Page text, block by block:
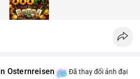
Osternreisen
Đã thay đổi ảnh đại